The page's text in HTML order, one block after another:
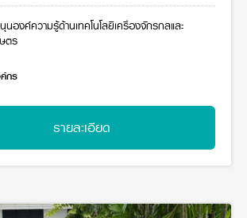
รร่วมใจ
งใหญ่
องค์ความรู้ด้านเทคโนโลยีเครื่องจักรกลและ
ตร
กร
รายละเอียด